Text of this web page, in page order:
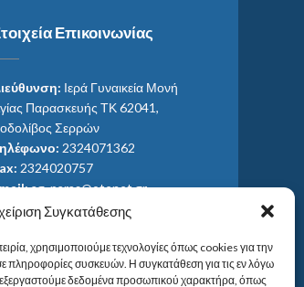
Συγκατάθεσης
χρησιμοποιούμε τεχνολογίες όπως cookies για την
συσκευών. Η συγκατάθεση για τις εν λόγω
δεδομένα προσωπικού χαρακτήρα, όπως
Επικοινωνίας
Ιερά Γυναικεία Μονή
Παρασκευής ΤΚ 62041,
Σερρών
2324071362
2324020757
ag_paras@otenet.gr
info@im-agparaskevis.gr
ανατολή έως και δύση του ηλίου.